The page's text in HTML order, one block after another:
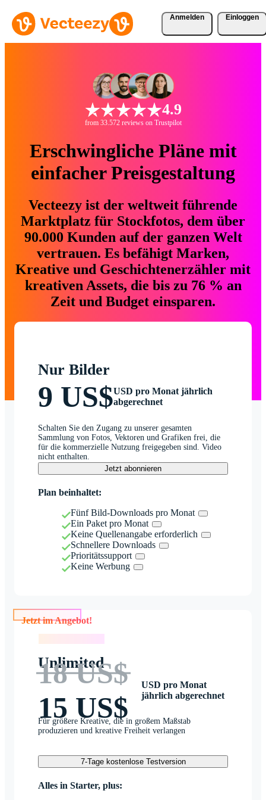
Anmelden Einloggen
4.9
from 33.572 reviews on Trustpilot
Erschwingliche Pläne mit
einfacher Preisgestaltung
Vecteezy ist der weltweit führende
Marktplatz für Stockfotos, dem über
90.000 Kunden auf der ganzen Welt
vertrauen. Es befähigt Marken,
Kreative und Geschichtenerzähler mit
kreativen Assets, die bis zu 76 % an
Zeit und Budget einsparen.
Nur Bilder
9 US$USD pro Monat jährlich
abgerechnet
Schalten Sie den Zugang zu unserer gesamten
Sammlung von Fotos, Vektoren und Grafiken frei, die
für die kommerzielle Nutzung freigegeben sind. Video
nicht enthalten.
Jetzt abonnieren
Plan beinhaltet:
Fünf Bild-Downloads pro Monat
Ein Paket pro Monat
Keine Quellenangabe erforderlich
Schnellere Downloads
Prioritätssupport
Keine Werbung
Jetzt im Angebot!
Unlimited
18 US$
15 US$
USD pro Monat
jährlich abgerechnet
Für größere Kreative, die in großem Maßstab
produzieren und kreative Freiheit verlangen
7-Tage kostenlose Testversion
Alles in Starter, plus: